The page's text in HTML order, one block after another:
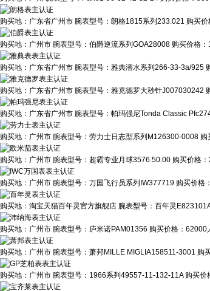
购买地： 广东省广州市 腕表型号： 朗格1815系列233.021 购买价
购买地： 广州市 腕表型号： 伯爵逆流系列GOA28008 购买价格：
购买地： 广东省广州市 腕表型号： 雅典潜水系列266-33-3a/925
购买地： 广东省广州市 腕表型号： 雅克德罗大秒针J007030242
购买地： 广东省广州市 腕表型号： 帕玛强尼Tonda Classic
购买地： 广州市 腕表型号： 劳力士日志型系列M126300-0008 购
购买地： 广州市 腕表型号： 超霸专业月球3576.50.00 购买价格：
购买地： 广州市 腕表型号： 万国飞行员系列IW377719 购买价格：
购买地： 淘宝天猫百年灵官方旗舰店 腕表型号： 百年灵
购买地： 广州市 腕表型号： 庐米诺PAM01356 购买价格： 62000
购买地： 广州市 腕表型号： 萧邦MILLE MIGLIA158511-3001 购
购买地： 广州市 腕表型号： 1966系列49557-11-132-11A 购买价